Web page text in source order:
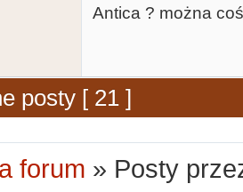
Antica ? można
posty [ 21 ]
forum » Posty